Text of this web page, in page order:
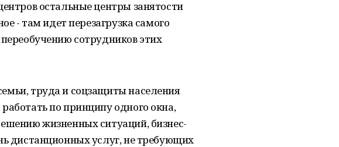
остальные центры занятости
- там идет перезагрузка самого
сотрудников этих
труда и соцзащиты населения
по принципу одного окна,
жизненных ситуаций, бизнес-
дистанционных услуг, не требующих